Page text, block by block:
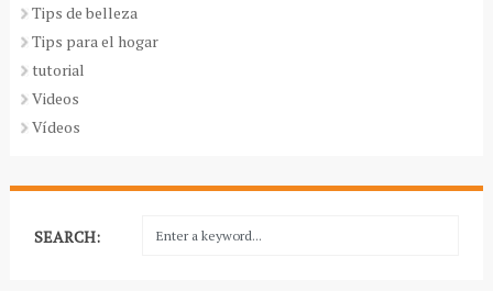
Tips de belleza
Tips para el hogar
tutorial
Videos
Vídeos
SEARCH: